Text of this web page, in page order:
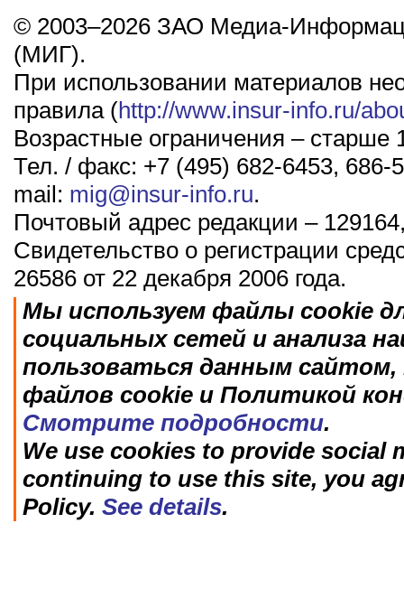
© 2003–2026 ЗАО Медиа-
(МИГ).
При использовании материалов
правила (http://www.insur-info.ru/
Возрастные ограничения – старше
Тел. / факс: +7 (495) 682-6453, 686-
mail: mig@insur-info.ru.
Почтовый адрес редакции –
Свидетельство о регистрации
26586 от 22 декабря 2006 года.
Мы используем файлы cookie
социальных сетей и анализа
пользоваться данным
файлов cookie и Политикой
Смотрите подробности.
We use cookies to provide social
continuing to use this site, you
Policy. See details.